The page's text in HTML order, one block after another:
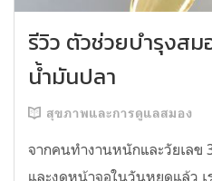
รีวิว ตัวช่วยบำรุงส
น้ำมันปลา
สุขภาพและการดูแลสมอง
จากคนทำงานหนักและวัยเลข
และงดหน้าจอในวันหยุดแล้ว เ